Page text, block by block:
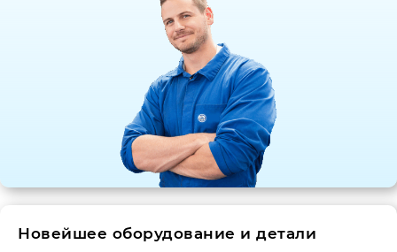
Новейшее оборудование и детали